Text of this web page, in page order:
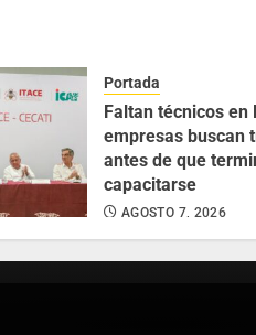
Portada
Faltan técnicos en
empresas buscan
antes de que
capacitarse
AGOSTO 7, 2026